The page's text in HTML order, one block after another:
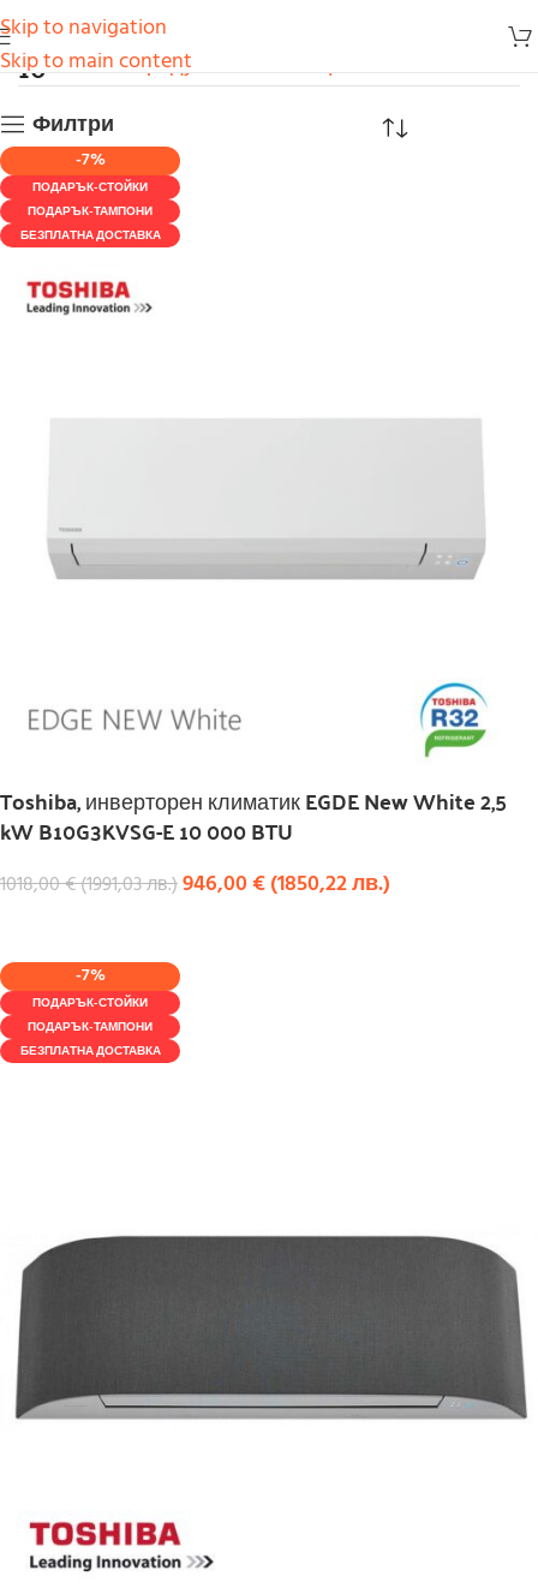
Skip to navigation
Skip to main content
10Начало Продукти Климатици
Филтри
-7%
ПОДАРЪК-СТОЙКИ
ПОДАРЪК-ТАМПОНИ
БЕЗПЛАТНА ДОСТАВКА
Toshiba, инверторен климатик EGDE New White 2,5
kW B10G3KVSG-E 10 000 BTU
1018,00€(1991,03лв.)946,00€(1850,22лв.)
-7%
ПОДАРЪК-СТОЙКИ
ПОДАРЪК-ТАМПОНИ
БЕЗПЛАТНА ДОСТАВКА